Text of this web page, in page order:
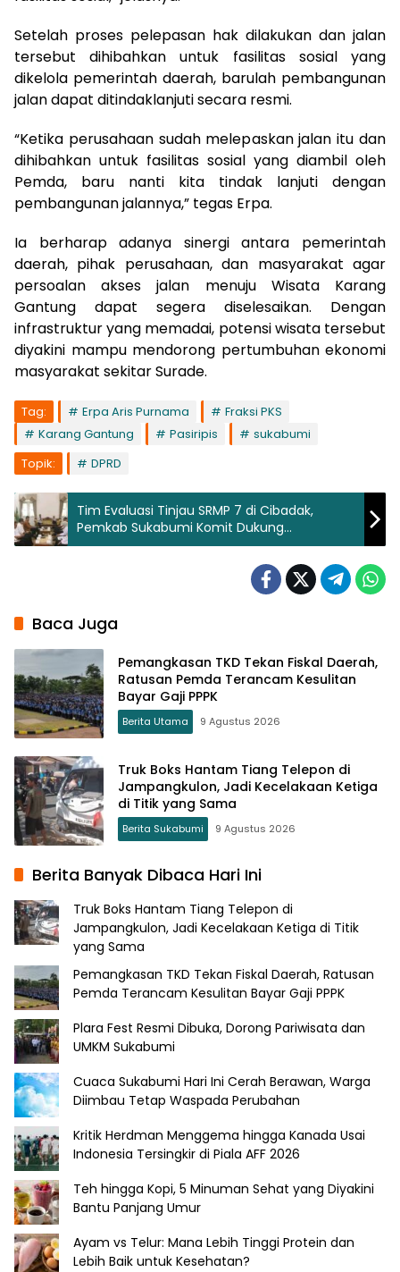
Setelah proses pelepasan hak dilakukan dan jalan
tersebut dihibahkan untuk fasilitas sosial yang
dikelola pemerintah daerah, barulah pembangunan
jalan dapat ditindaklanjuti secara resmi.
“Ketika perusahaan sudah melepaskan jalan itu dan
dihibahkan untuk fasilitas sosial yang diambil oleh
Pemda, baru nanti kita tindak lanjuti dengan
pembangunan jalannya,” tegas Erpa.
Ia berharap adanya sinergi antara pemerintah
daerah, pihak perusahaan, dan masyarakat agar
persoalan akses jalan menuju Wisata Karang
Gantung dapat segera diselesaikan. Dengan
infrastruktur yang memadai, potensi wisata tersebut
diyakini mampu mendorong pertumbuhan ekonomi
masyarakat sekitar Surade.
Tag: Erpa Aris Purnama
Fraksi PKS
Karang Gantung
Pasiripis
sukabumi
Topik:
DPRD
Tim Evaluasi Tinjau SRMP 7 di Cibadak,
Pemkab Sukabumi Komit Dukung
Keberlanjutan
Baca Juga
Pemangkasan TKD Tekan Fiskal Daerah,
Ratusan Pemda Terancam Kesulitan
Bayar Gaji PPPK
Berita Utama 9 Agustus 2026
Truk Boks Hantam Tiang Telepon di
Jampangkulon, Jadi Kecelakaan Ketiga
di Titik yang Sama
Berita Sukabumi 9 Agustus 2026
Berita Banyak Dibaca Hari Ini
Truk Boks Hantam Tiang Telepon di
Jampangkulon, Jadi Kecelakaan Ketiga di Titik
yang Sama
Pemangkasan TKD Tekan Fiskal Daerah, Ratusan
Pemda Terancam Kesulitan Bayar Gaji PPPK
Plara Fest Resmi Dibuka, Dorong Pariwisata dan
UMKM Sukabumi
Cuaca Sukabumi Hari Ini Cerah Berawan, Warga
Diimbau Tetap Waspada Perubahan
Kritik Herdman Menggema hingga Kanada Usai
Indonesia Tersingkir di Piala AFF 2026
Teh hingga Kopi, 5 Minuman Sehat yang Diyakini
Bantu Panjang Umur
Ayam vs Telur: Mana Lebih Tinggi Protein dan
Lebih Baik untuk Kesehatan?